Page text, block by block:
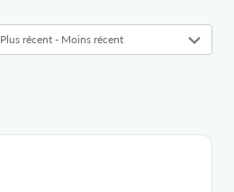
Plus récent - Moins récent